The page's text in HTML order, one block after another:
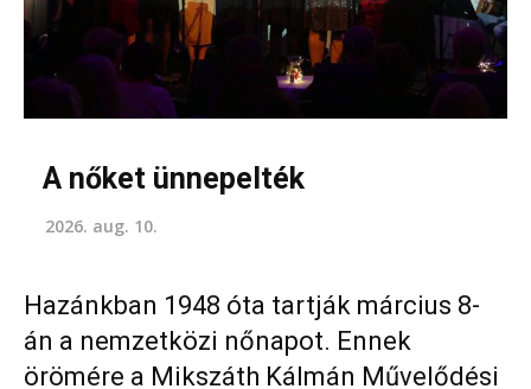
A nőket ünnepelték
2026. aug. 10.
Hazánkban 1948 óta tartják március 8-
án a nemzetközi nőnapot. Ennek
örömére a Mikszáth Kálmán Művelődési